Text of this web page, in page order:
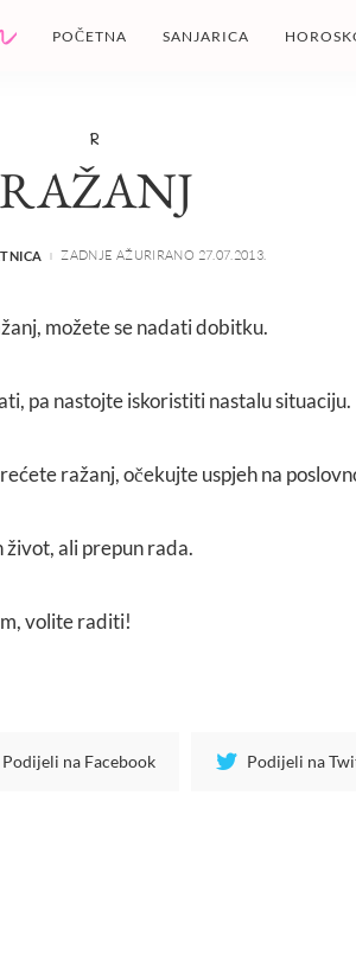
POČETNA SANJARICA
R
RAŽANJ
ZADNJE AŽURIRANO 27.07.2013.
možete se nadati dobitku.
pa nastojte iskoristiti nastalu situaciju.
ražanj, očekujte uspjeh na
život, ali prepun rada.
volite raditi!
Podijeli na Facebook Podijeli na